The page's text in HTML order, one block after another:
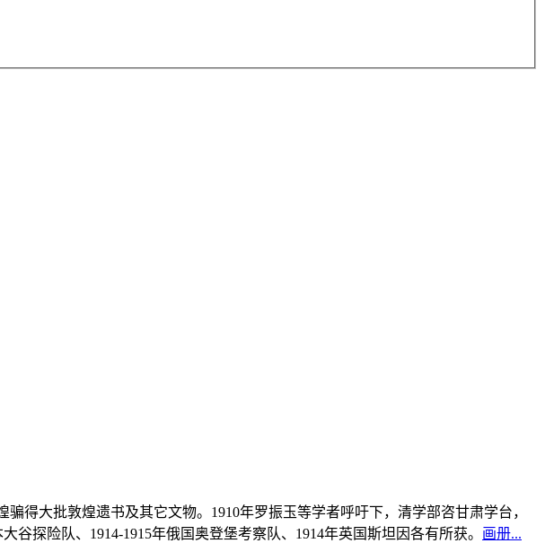
得大批敦煌遗书及其它文物。1910年罗振玉等学者呼吁下，清学部咨甘肃学台，
探险队、1914-1915年俄国奥登堡考察队、1914年英国斯坦因各有所获。 画册...